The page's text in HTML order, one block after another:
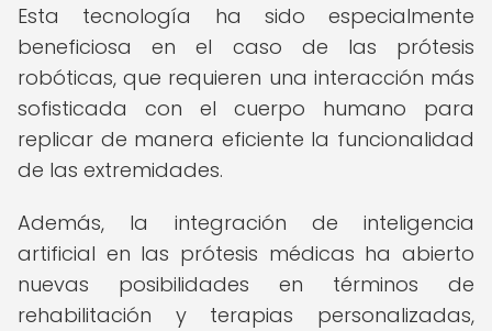
Esta tecnología ha sido especialmente
beneficiosa en el caso de las prótesis
robóticas, que requieren una interacción más
sofisticada con el cuerpo humano para
replicar de manera eficiente la funcionalidad
de las extremidades.
Además, la integración de inteligencia
artificial en las prótesis médicas ha abierto
nuevas posibilidades en términos de
rehabilitación y terapias personalizadas,